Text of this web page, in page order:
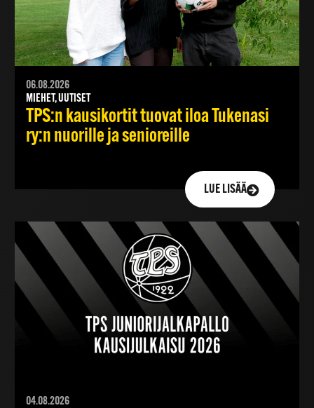
06.08.2026
MIEHET, UUTISET
TPS:n kausikortit tuovat iloa Tukenasi
ry:n nuorille ja senioreille
LUE LISÄÄ
04.08.2026